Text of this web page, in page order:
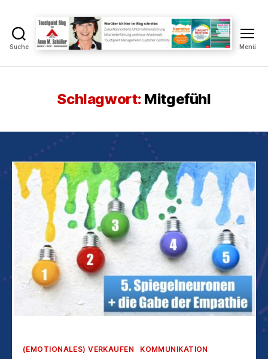
Suche
Touchpoint
Blog
M.
Schüller
Menü
Schlagwort: Mitgefühl
Kategorien
(EMOTIONALES) VERKAUFEN KOMMUNIKATION